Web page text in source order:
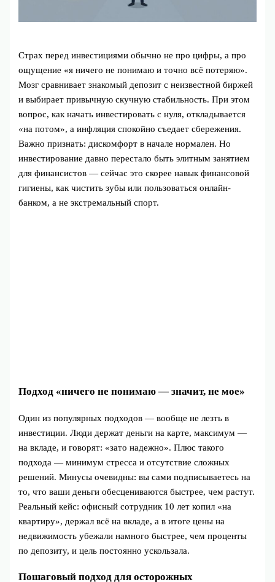
Страх перед инвестициями обычно не про цифры, а про
ощущение «я ничего не понимаю и точно всё потеряю».
Мозг сравнивает знакомый депозит с неизвестной биржей
и выбирает привычную скучную стабильность. При этом
вопрос, как начать инвестировать с нуля, откладывается
«на потом», а инфляция спокойно съедает сбережения.
Важно признать: дискомфорт в начале нормален. Но
инвестирование давно перестало быть элитным занятием
для финансистов — сейчас это скорее навык финансовой
гигиены, как чистить зубы или пользоваться онлайн-
банком, а не экстремальный спорт.
Подход «ничего не понимаю — значит, не мое»
Один из популярных подходов — вообще не лезть в
инвестиции. Люди держат деньги на карте, максимум —
на вкладе, и говорят: «зато надежно». Плюс такого
подхода — минимум стресса и отсутствие сложных
решений. Минусы очевидны: вы сами подписываетесь на
то, что ваши деньги обесцениваются быстрее, чем растут.
Реальный кейс: офисный сотрудник 10 лет копил «на
квартиру», держал всё на вкладе, а в итоге цены на
недвижимость убежали намного быстрее, чем проценты
по депозиту, и цель постоянно ускользала.
Пошаговый подход для осторожных